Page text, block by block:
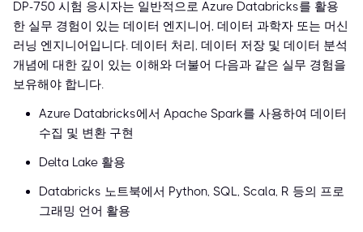
DP-750 시험 응시자는 일반적으로 Azure Databricks를 활용
한 실무 경험이 있는 데이터 엔지니어, 데이터 과학자 또는 머신
러닝 엔지니어입니다. 데이터 처리, 데이터 저장 및 데이터 분석
개념에 대한 깊이 있는 이해와 더불어 다음과 같은 실무 경험을
보유해야 합니다.
Azure Databricks에서 Apache Spark를 사용하여 데이터
수집 및 변환 구현
Delta Lake 활용
Databricks 노트북에서 Python, SQL, Scala, R 등의 프로
그래밍 언어 활용